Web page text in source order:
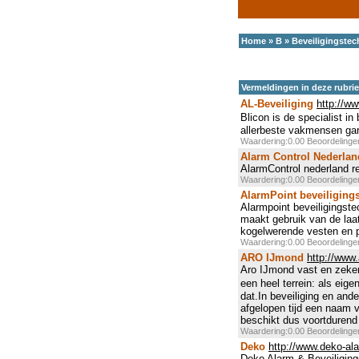
Home » B »
Vermeldingen in deze
AL-Beveiliging http://
Blicon is de specialist in
allerbeste vakmensen
Waardering:0.00
Alarm Control
AlarmControl nederland
Waardering:0.00
AlarmPoint
Alarmpoint
maakt gebruik van de
kogelwerende vesten
Waardering:0.00
ARO IJmond http://
Aro IJmond vast en
een heel terrein: als
dat.In beveiliging en
afgelopen tijd een naam
beschikt dus
Waardering:0.00
Deko http://www.deko-